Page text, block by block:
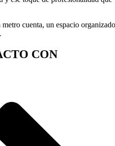
cuenta, un espacio organizado
CON